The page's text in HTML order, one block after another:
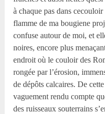
à chaque pas dans
flamme de ma bougiene
confuse autour de moi, et
noires, encore plus
endroit où le couloir des
rongée par l’érosion,
de dépôts calcaires. De
vaguement rendu compte
des ruisseaux souterrains